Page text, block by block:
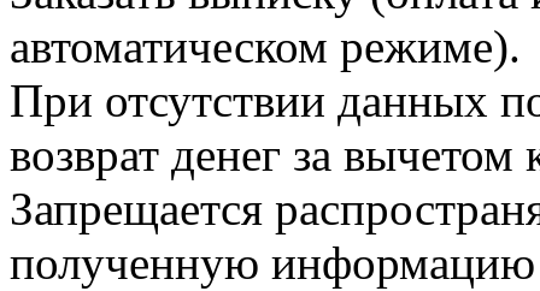
автоматическом режиме).
При отсутствии данных
возврат денег за
Запрещается
полученную информацию